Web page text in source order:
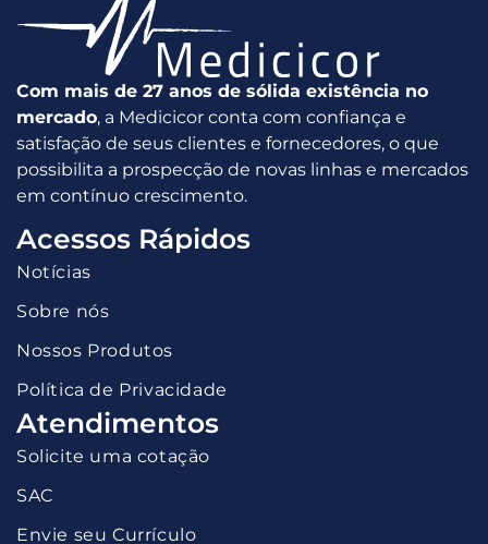
Com mais de 27 anos de sólida existência no
mercado, a Medicicor conta com confiança e
satisfação de seus clientes e fornecedores, o que
possibilita a prospecção de novas linhas e mercados
em contínuo crescimento.
Acessos Rápidos
Notícias
Sobre nós
Nossos Produtos
Política de Privacidade
Atendimentos
Solicite uma cotação
SAC
Envie seu Currículo